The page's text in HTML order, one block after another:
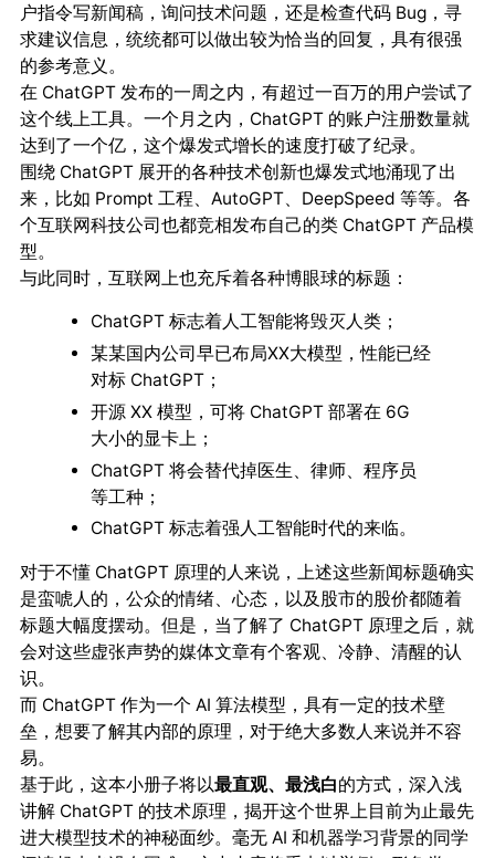
户指令写新闻稿，询问技术问题，还是检查代码 Bug，寻
求建议信息，统统都可以做出较为恰当的回复，具有很强
的参考意义。
在 ChatGPT 发布的一周之内，有超过一百万的用户尝试了
这个线上工具。一个月之内，ChatGPT 的账户注册数量就
达到了一个亿，这个爆发式增长的速度打破了纪录。
围绕 ChatGPT 展开的各种技术创新也爆发式地涌现了出
来，比如 Prompt 工程、AutoGPT、DeepSpeed 等等。各
个互联网科技公司也都竞相发布自己的类 ChatGPT 产品模
型。
与此同时，互联网上也充斥着各种博眼球的标题：
ChatGPT 标志着人工智能将毁灭人类；
某某国内公司早已布局XX大模型，性能已经
对标 ChatGPT；
开源 XX 模型，可将 ChatGPT 部署在 6G
大小的显卡上；
ChatGPT 将会替代掉医生、律师、程序员
等工种；
ChatGPT 标志着强人工智能时代的来临。
对于不懂 ChatGPT 原理的人来说，上述这些新闻标题确实
是蛮唬人的，公众的情绪、心态，以及股市的股价都随着
标题大幅度摆动。但是，当了解了 ChatGPT 原理之后，就
会对这些虚张声势的媒体文章有个客观、冷静、清醒的认
识。
而 ChatGPT 作为一个 AI 算法模型，具有一定的技术壁
垒，想要了解其内部的原理，对于绝大多数人来说并不容
易。
基于此，这本小册子将以最直观、最浅白的方式，深入浅
讲解 ChatGPT 的技术原理，揭开这个世界上目前为止最先
进大模型技术的神秘面纱。毫无 AI 和机器学习背景的同学